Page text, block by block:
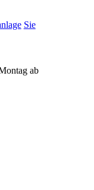
Sie
ab